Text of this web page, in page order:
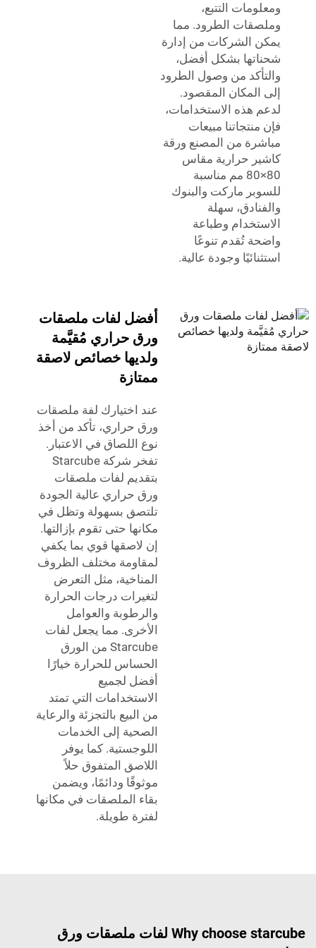
ومعلومات التتبع،
وملصقات الطرود. مما
يمكن الشركات من إدارة
شحناتها بشكل أفضل،
والتأكد من وصول الطرود
إلى المكان المقصود.
لدعم هذه الاستخدامات،
فإن منتجاتنا مبيعات
مباشرة من المصنع ورقة
كاشير حرارية مقاس
80×80 مم مناسبة
للسوبر ماركت والبنوك
والفنادق، سهلة
الاستخدام وطباعة
واضحة تُقدم تنوعًا
استثنائيًا وجودة عالية.
أفضل لفات ملصقات
ورق حراري مُقيَّمة
ولديها خصائص لاصقة
ممتازة
عند اختيارك لفة ملصقات
ورق حراري، تأكد من أخذ
نوع اللصاق في الاعتبار.
تفخر شركة Starcube
بتقديم لفات ملصقات
ورق حراري عالية الجودة
تلتصق بسهولة وتظل في
مكانها حتى تقوم بإزالتها.
إن لاصقها قوي بما يكفي
لمقاومة مختلف الظروف
المناخية، مثل التعرض
لتغيرات درجات الحرارة
والرطوبة والعوامل
الأخرى. مما يجعل لفات
Starcube من الورق
الحساس للحرارة خيارًا
أفضل لجميع
الاستخدامات التي تمتد
من البيع بالتجزئة والرعاية
الصحية إلى الخدمات
اللوجستية. كما يوفر
اللاصق المتفوق حلاً
موثوقًا ودائمًا، ويضمن
بقاء الملصقات في مكانها
لفترة طويلة.
Why choose starcube لفات ملصقات ورق